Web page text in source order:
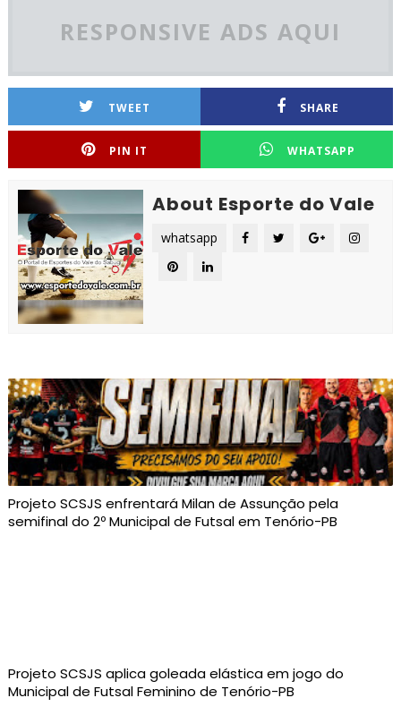
RESPONSIVE ADS AQUI
TWEET SHARE
PIN IT WHATSAPP
About Esporte do Vale
whatsapp
Projeto SCSJS enfrentará Milan de Assunção pela
semifinal do 2º Municipal de Futsal em Tenório-PB
Projeto SCSJS aplica goleada elástica em jogo do
Municipal de Futsal Feminino de Tenório-PB